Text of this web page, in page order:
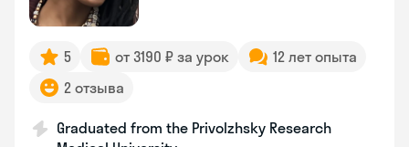
5 от 3190 ₽ за урок
12 лет опыта
2 отзыва
Graduated from the Privolzhsky Research